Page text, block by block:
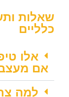
שאלות
כלליים
אלו
אם
למה